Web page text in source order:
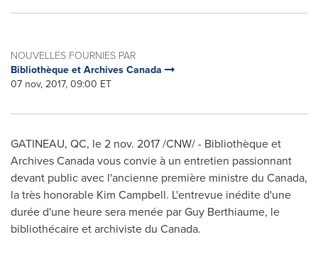
NOUVELLES FOURNIES PAR
Bibliothèque et Archives Canada
07 nov, 2017, 09:00 ET
GATINEAU, QC, le2 nov. 2017/CNW/ - Bibliothèque et
Archives Canada vous convie à un entretien passionnant
devant public avec l'ancienne première ministre du Canada,
la très honorable Kim Campbell. L'entrevue inédite d'une
durée d'une heure sera menée parGuy Berthiaume, le
bibliothécaire et archiviste du Canada.